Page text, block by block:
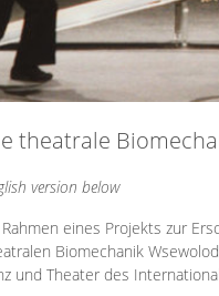
theatrale
version below
eines Projekts zur
Biomechanik
und Theater des